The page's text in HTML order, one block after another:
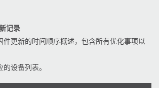
记录
件更新的时间顺序概述，包含所有优化事项以
设备列表。